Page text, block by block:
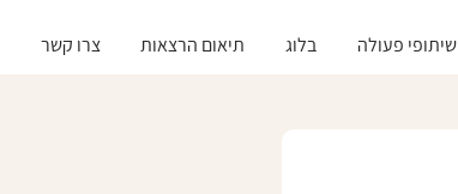
שיתופי פעולה בלוג תיאום הרצאות צרו קשר